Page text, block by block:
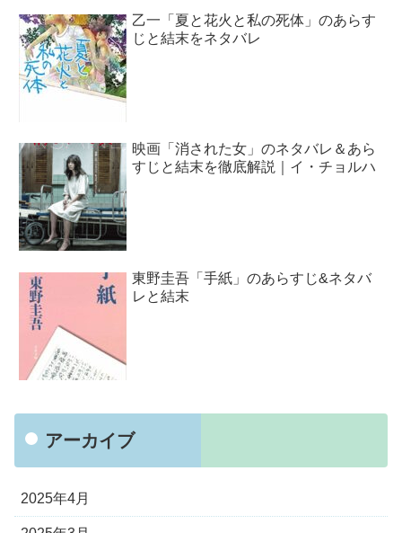
乙一「夏と花火と私の死体」のあらす
じと結末をネタバレ
映画「消された女」のネタバレ＆あら
すじと結末を徹底解説｜イ・チョルハ
東野圭吾「手紙」のあらすじ&ネタバ
レと結末
アーカイブ
2025年4月